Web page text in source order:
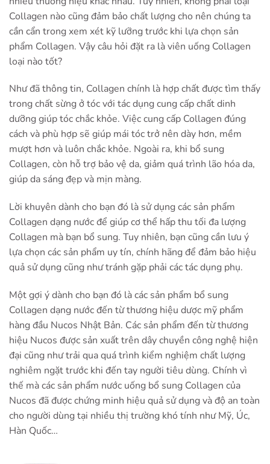
Collagen nào cũng đảm bảo chất lượng cho nên chúng ta
cần cẩn trong xem xét kỹ lưỡng trước khi lựa chọn sản
phẩm Collagen. Vậy câu hỏi đặt ra làviên uống Collagen
loại nào tốt?
Như đã thông tin, Collagen chính là hợp chất được tìm thấy
trong chất sừng ở tóc với tác dụng cung cấp chất dinh
dưỡng giúp tóc chắc khỏe. Việc cung cấp Collagen đúng
cách và phù hợp sẽ giúp mái tóc trở nên dày hơn, mềm
mượt hơn và luôn chắc khỏe. Ngoài ra, khi bổ sung
Collagen, còn hỗ trợ bảo vệ da, giảm quá trình lão hóa da,
giúp da sáng đẹp và mịn màng.
Lời khuyên dành cho bạn đó là sử dụng các sản phẩm
Collagen dạng nước để giúp cơ thể hấp thu tối đa lượng
Collagen mà bạn bổ sung. Tuy nhiên, bạn cũng cần lưu ý
lựa chọn các sản phẩm uy tín, chính hãng để đảm bảo hiệu
quả sử dụng cũng như tránh gặp phải các tác dụng phụ.
Một gợi ý dành cho bạn đó là các sản phẩm bổ sung
Collagen dạng nước đến từ thương hiệu dược mỹ phẩm
hàng đầu Nucos Nhật Bản. Các sản phẩm đến từ thương
hiệu Nucos được sản xuất trên dây chuyền công nghệ hiện
đại cũng như trải qua quá trình kiểm nghiệm chất lượng
nghiêm ngặt trước khi đến tay người tiêu dùng. Chính vì
thế mà các sản phẩm nước uống bổ sung Collagen của
Nucos đã được chứng minh hiệu quả sử dụng và độ an toàn
cho người dùng tại nhiều thị trường khó tính như Mỹ, Úc,
Hàn Quốc…